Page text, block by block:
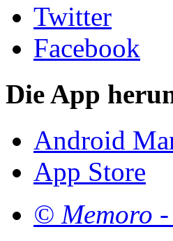
Twitter
Facebook
Die App
Android
App Store
© Memoro -